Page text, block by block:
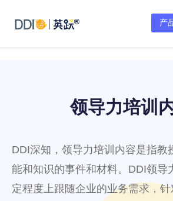
产
领导力培训
DDI深知，领导力培训内容是指教
能和知识的事件和材料。DDI领导
定程度上跟随企业的业务需求，